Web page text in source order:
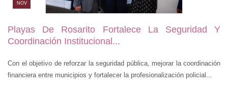
NOV
Playas De Rosarito Fortalece La Seguridad Y
Coordinación Institucional...
Con el objetivo de reforzar la seguridad pública, mejorar la coordinación
financiera entre municipios y fortalecer la profesionalización policial...